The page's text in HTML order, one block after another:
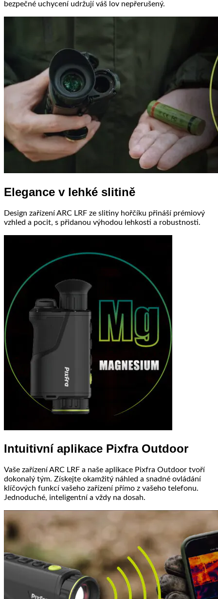
bezpečné uchycení udržují váš lov nepřerušený.
Elegance v lehké slitině
Design zařízení ARC LRF ze slitiny hořčíku přináší prémiový
vzhled a pocit, s přidanou výhodou lehkosti a robustnosti.
Intuitivní aplikace Pixfra Outdoor
Vaše zařízení ARC LRF a naše aplikace Pixfra Outdoor tvoří
dokonalý tým. Získejte okamžitý náhled a snadné ovládání
klíčových funkcí vašeho zařízení přímo z vašeho telefonu.
Jednoduché, inteligentní a vždy na dosah.